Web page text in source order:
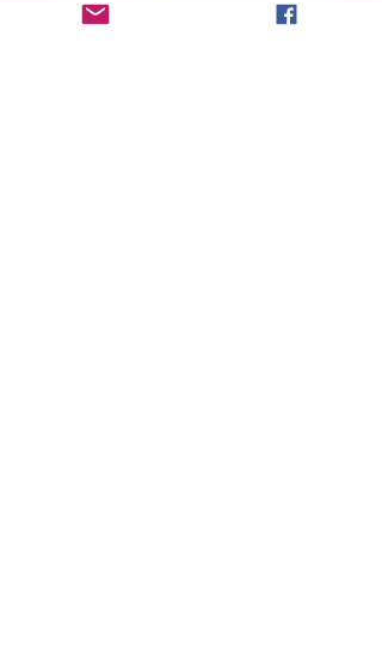
compris la formation sur le système